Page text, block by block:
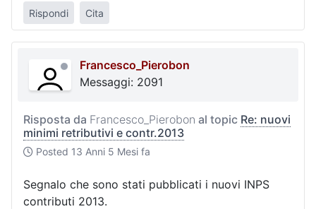
Rispondi Cita
Francesco_Pierobon
Messaggi: 2091
Risposta da Francesco_Pierobon al topic Re: nuovi
minimi retributivi e contr.2013
Posted 13 Anni 5 Mesi fa
Segnalo che sono stati pubblicati i nuovi INPS
contributi 2013.